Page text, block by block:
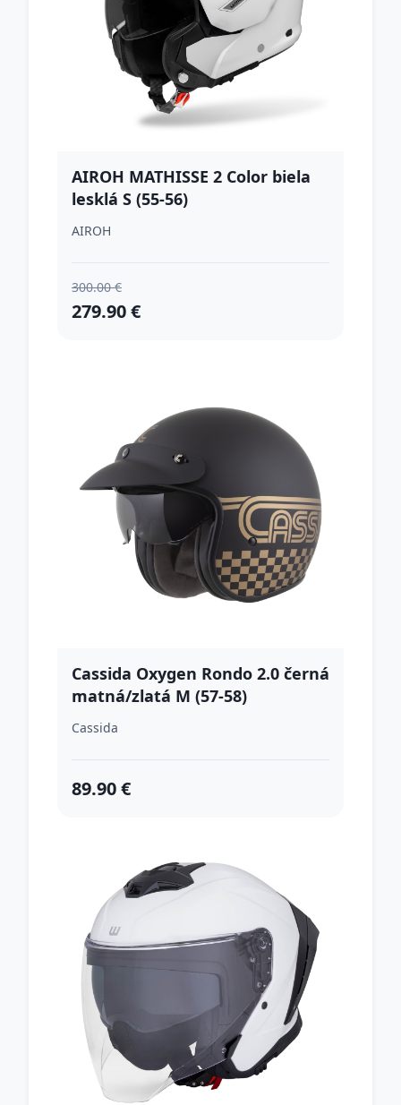
AIROH MATHISSE 2 Color biela
lesklá S (55-56)
AIROH
300.00 €
279.90 €
Cassida Oxygen Rondo 2.0 černá
matná/zlatá M (57-58)
Cassida
89.90 €